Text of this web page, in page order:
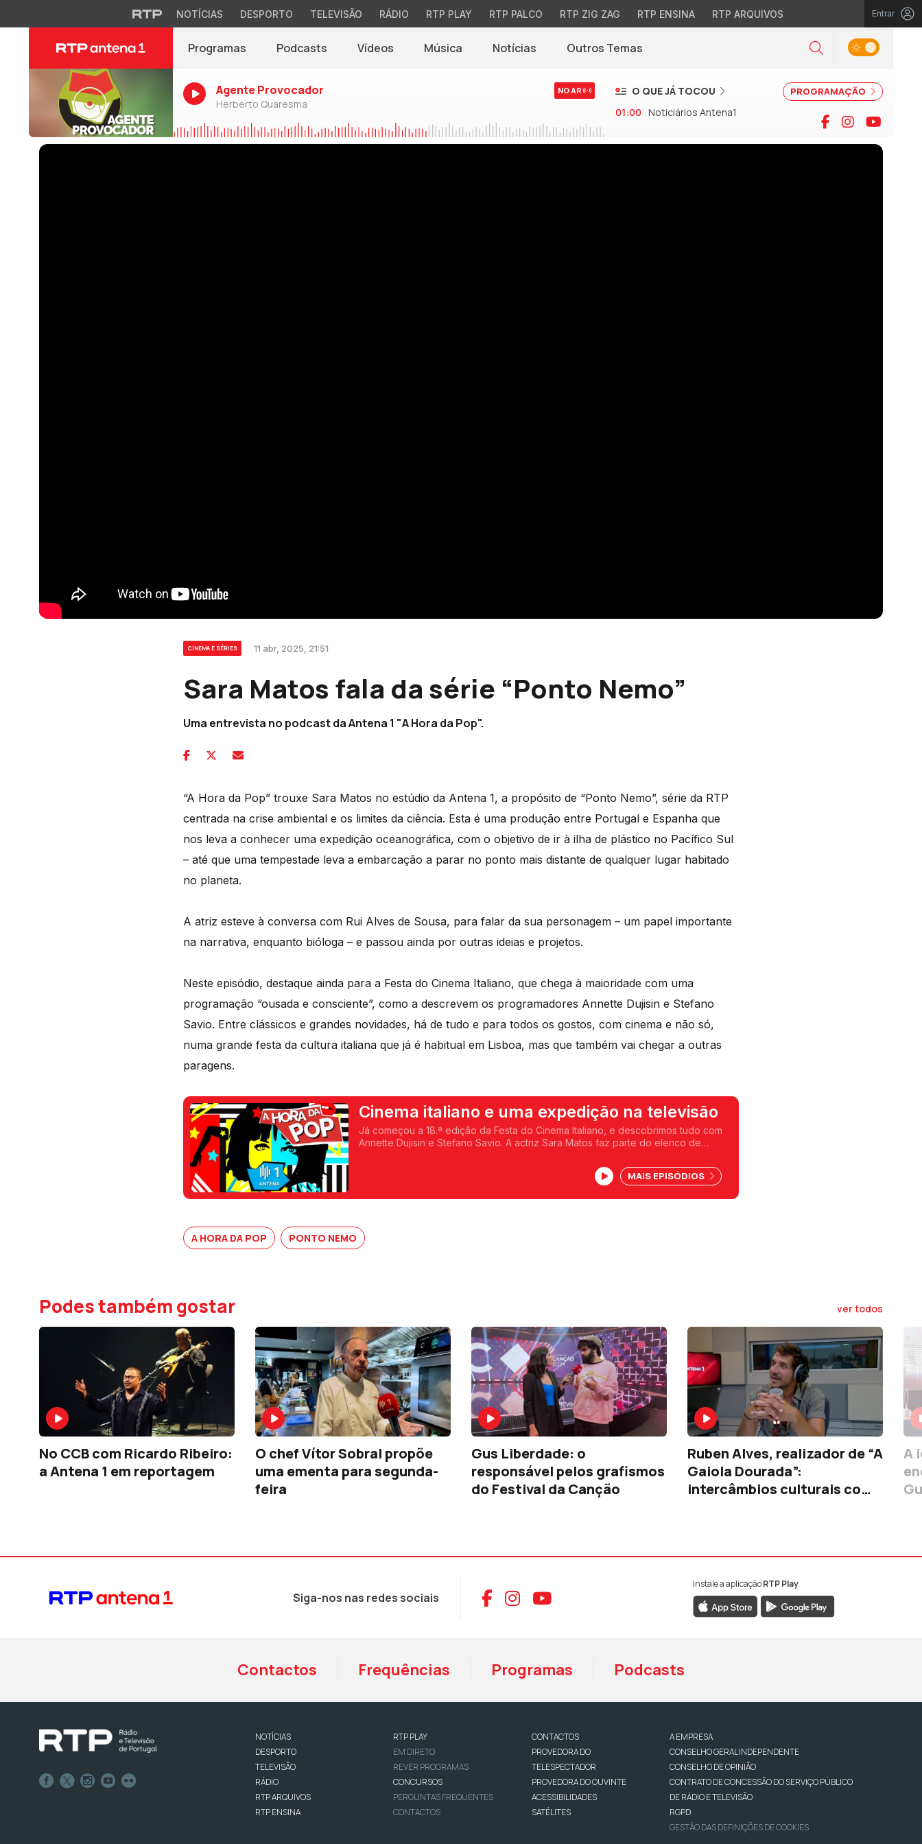
NOTÍCIAS DESPORTO TELEVISÃO RÁDIO RTP PLAY RTP PALCO RTP ZIG ZAG RTP ENSINA RTP ARQUIVOS Entrar
Programas Podcasts Vídeos Música Notícias(abre em nova janela)
Outros Temas Pesquisar
Alternar tema
Agente Provocador
Herberto Quaresma
NO AR PROGRAMAÇÃO
O QUE JÁ TOCOU
01:00 Noticiários Antena1 Facebook
Instagram
CINEMA E SÉRIES 11 abr, 2025, 21:51
Sara Matos fala da série “Ponto Nemo”
Uma entrevista no podcast da Antena 1 "A Hora da Pop".
“A Hora da Pop” trouxe Sara Matos no estúdio da Antena 1, a propósito de “Ponto Nemo”, série da RTP
centrada na crise ambiental e os limites da ciência. Esta é uma produção entre Portugal e Espanha que
nos leva a conhecer uma expedição oceanográfica, com o objetivo de ir à ilha de plástico no Pacífico Sul
– até que uma tempestade leva a embarcação a parar no ponto mais distante de qualquer lugar habitado
no planeta.
A atriz esteve à conversa com Rui Alves de Sousa, para falar da sua personagem – um papel importante
na narrativa, enquanto bióloga – e passou ainda por outras ideias e projetos.
Neste episódio, destaque ainda para a Festa do Cinema Italiano, que chega à maioridade com uma
programação “ousada e consciente”, como a descrevem os programadores Annette Dujisin e Stefano
Savio. Entre clássicos e grandes novidades, há de tudo e para todos os gostos, com cinema e não só,
numa grande festa da cultura italiana que já é habitual em Lisboa, mas que também vai chegar a outras
paragens.
Cinema italiano e uma expedição na televisão
Já começou a 18.ª edição da Festa do Cinema Italiano, e descobrimos tudo com
Annette Dujisin e Stefano Savio. A actriz Sara Matos faz parte do elenco de
MAIS EPISÓDIOS
A HORA DA POP PONTO NEMO
Podes também gostar ver todos
No CCB com Ricardo Ribeiro:
a Antena 1 em reportagem
O chef Vítor Sobral propõe
uma ementa para segunda-
feira
Gus Liberdade: o
responsável pelos grafismos
do Festival da Canção
Ruben Alves, realizador de “A
Gaiola Dourada”:
intercâmbios culturais com
A
Siga-nos nas redes sociais Aceder ao Facebook da RTP Antena 1
Aceder ao Instagram da RTP Antena 1
Aceder ao YouTube da RTP Antena 1
Instale a aplicaçãoRTP Play
Contactos Frequências Programas Podcasts
NOTÍCIAS
DESPORTO
TELEVISÃO
RÁDIO
RTP ARQUIVOS
RTP ENSINA
RTP PLAY
EM DIRETO
REVER PROGRAMAS
CONCURSOS
PERGUNTAS FREQUENTES
CONTACTOS
CONTACTOS
PROVEDORA DO
TELESPECTADOR
PROVEDORA DO OUVINTE
ACESSIBILIDADES
SATÉLITES
A EMPRESA
CONSELHO GERAL INDEPENDENTE
CONSELHO DE OPINIÃO
CONTRATO DE CONCESSÃO DO SERVIÇO PÚBLICO
DE RÁDIO E TELEVISÃO
RGPD
GESTÃO DAS DEFINIÇÕES DE COOKIES